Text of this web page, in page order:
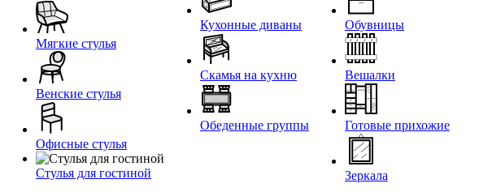
Мягкие стулья
Венские стулья
Офисные стулья
Стулья для гостиной
Кухонные диваны
Скамья на кухню
Обеденные группы
Обувницы
Вешалки
Готовые прихожие
Зеркала